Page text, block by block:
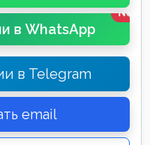
в WhatsApp
New
в Telegram
email